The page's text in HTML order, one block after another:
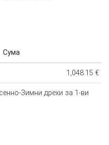
Дарение
Дарение
Сума
1,048.15 €
Зимни дрехи за 1-ви